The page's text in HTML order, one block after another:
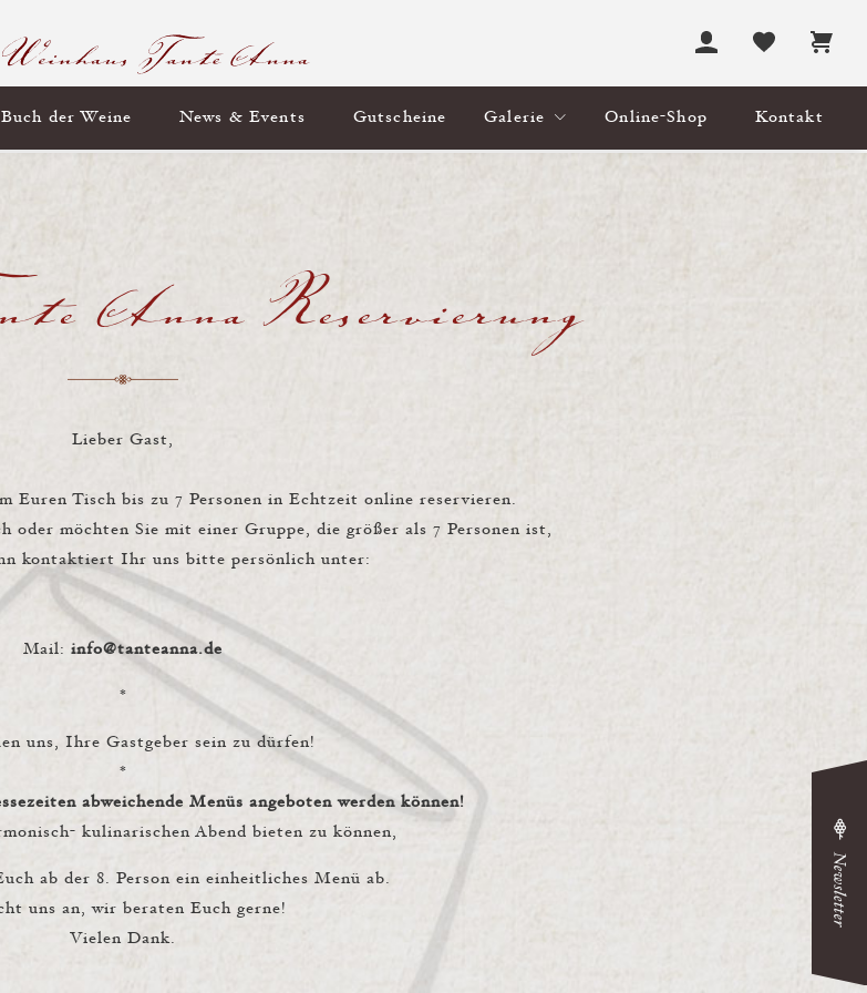
Buch der Weine News & Events Gutscheine Galerie Online-Shop Kontakt
Anna Reservierung
Lieber Gast,
Euren Tisch bis zu 7 Personen in Echtzeit online reservieren.
oder möchten Sie mit einer Gruppe, die größer als 7 Personen ist,
kontaktiert Ihr uns bitte persönlich unter:
Mail: info@tanteanna.de
*
uns, Ihre Gastgeber sein zu dürfen!
*
abweichende Menüs angeboten werden können!
kulinarischen Abend bieten zu können,
ab der 8. Person ein einheitliches Menü ab.
uns an, wir beraten Euch gerne!
Vielen Dank.